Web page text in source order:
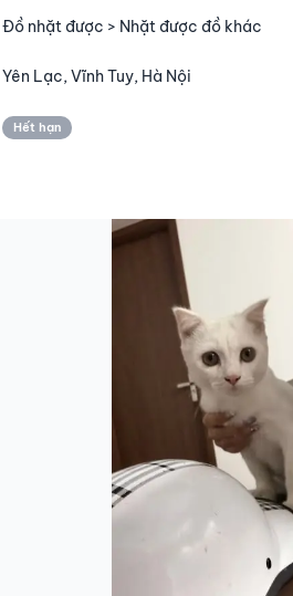
Đồ nhặt được > Nhặt được đồ khác
Yên Lạc, Vĩnh Tuy, Hà Nội
Hết hạn